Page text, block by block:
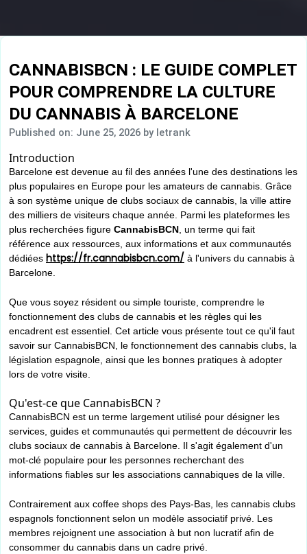
CANNABISBCN : LE GUIDE COMPLET
POUR COMPRENDRE LA CULTURE
DU CANNABIS À BARCELONE
Published on: June 25, 2026 by letrank
Introduction
Barcelone est devenue au fil des années l'une des destinations les
plus populaires en Europe pour les amateurs de cannabis. Grâce
à son système unique de clubs sociaux de cannabis, la ville attire
des milliers de visiteurs chaque année. Parmi les plateformes les
plus recherchées figure CannabisBCN, un terme qui fait
référence aux ressources, aux informations et aux communautés
dédiées https://fr.cannabisbcn.com/ à l'univers du cannabis à
Barcelone.
Que vous soyez résident ou simple touriste, comprendre le
fonctionnement des clubs de cannabis et les règles qui les
encadrent est essentiel. Cet article vous présente tout ce qu'il faut
savoir sur CannabisBCN, le fonctionnement des cannabis clubs, la
législation espagnole, ainsi que les bonnes pratiques à adopter
lors de votre visite.
Qu'est-ce que CannabisBCN ?
CannabisBCN est un terme largement utilisé pour désigner les
services, guides et communautés qui permettent de découvrir les
clubs sociaux de cannabis à Barcelone. Il s'agit également d'un
mot-clé populaire pour les personnes recherchant des
informations fiables sur les associations cannabiques de la ville.
Contrairement aux coffee shops des Pays-Bas, les cannabis clubs
espagnols fonctionnent selon un modèle associatif privé. Les
membres rejoignent une association à but non lucratif afin de
consommer du cannabis dans un cadre privé.